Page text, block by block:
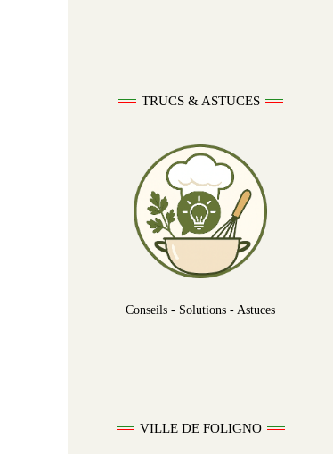
TRUCS & ASTUCES
Conseils - Solutions - Astuces
VILLE DE FOLIGNO